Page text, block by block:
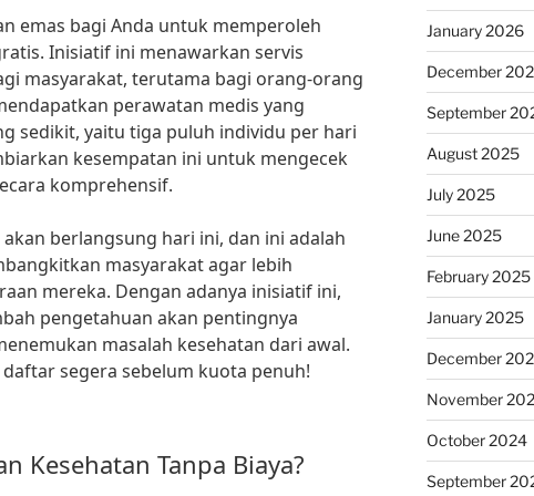
emas bagi Anda untuk memperoleh
Inisiatif ini menawarkan servis
masyarakat, terutama bagi orang-orang
perawatan medis yang
sedikit, yaitu tiga puluh individu per hari
kesempatan ini untuk mengecek
komprehensif.
berlangsung hari ini, dan ini adalah
masyarakat agar lebih
mereka. Dengan adanya inisiatif ini,
pengetahuan akan pentingnya
masalah kesehatan dari awal.
segera sebelum kuota penuh!
Kesehatan Tanpa Biaya?
January 2026
December
September
August 2025
July 2025
June 2025
February 2025
January 2025
December
November
October 2024
September